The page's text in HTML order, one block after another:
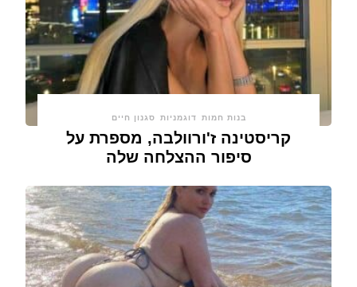
בנות חמות דוגמניות סגנון חיים
קריסטינה ז'ורוולבה, מספרת על
סיפור ההצלחה שלה